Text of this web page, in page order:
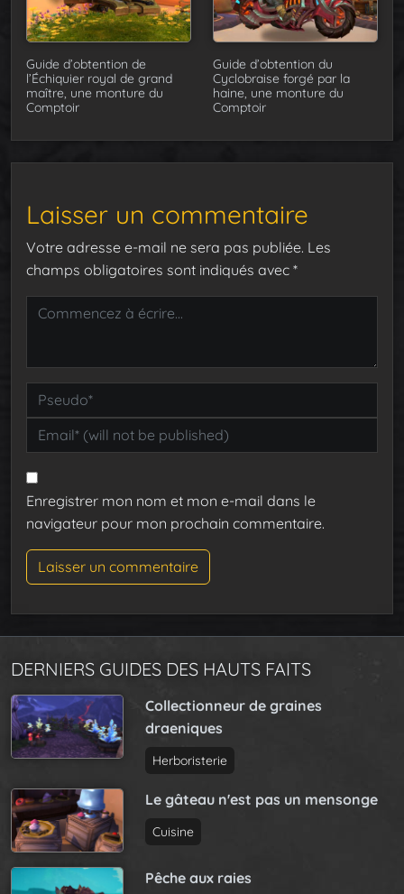
Guide d’obtention de
l’Échiquier royal de grand
maître, une monture du
Comptoir
Guide d’obtention du
Cyclobraise forgé par la
haine, une monture du
Comptoir
Laisser un commentaire
Votre adresse e-mail ne sera pas publiée. Les
champs obligatoires sont indiqués avec *
Enregistrer mon nom et mon e-mail dans le
navigateur pour mon prochain commentaire.
DERNIERS GUIDES DES HAUTS FAITS
Collectionneur de graines
draeniques
Herboristerie
Le gâteau n'est pas un mensonge
Cuisine
Pêche aux raies